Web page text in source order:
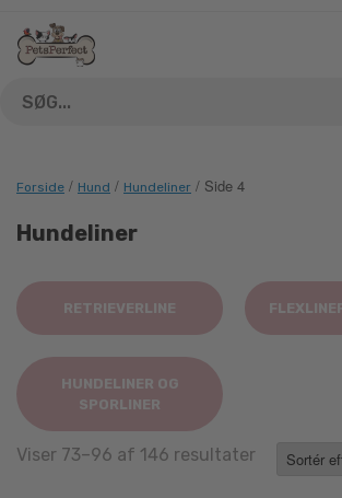
indhold
Forside / Hund / Hundeliner / Side 4
Hundeliner
RETRIEVERLINE
HUNDELINER OG
SPORLINER
Viser 73–96 af 146 resultaterSorted